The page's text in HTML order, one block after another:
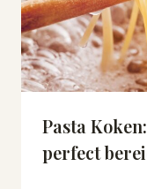
Pasta
perfect